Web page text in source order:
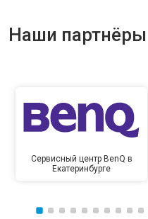
Наши партнёры
Сервисный центр BenQ в
Екатеринбурге